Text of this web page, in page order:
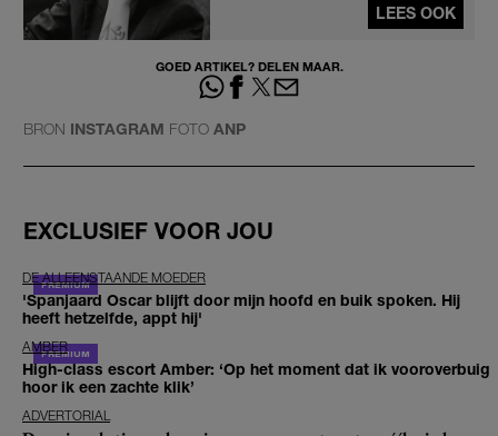
LEES OOK
GOED ARTIKEL? DELEN MAAR.
BRON INSTAGRAM FOTO ANP
EXCLUSIEF VOOR JOU
DE ALLEENSTAANDE MOEDER
'Spanjaard Oscar blijft door mijn hoofd en buik spoken. Hij
heeft hetzelfde, appt hij'
AMBER
High-class escort Amber: ‘Op het moment dat ik vooroverbuig
hoor ik een zachte klik’
ADVERTORIAL